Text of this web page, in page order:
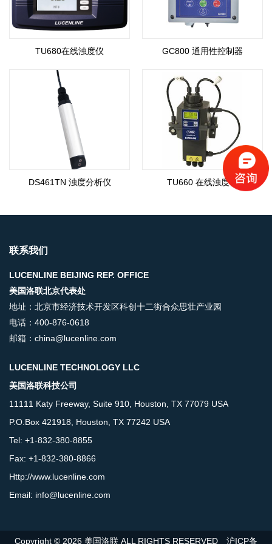
TU680在线浊度仪 GC800 通用性控制器
DS461TN 浊度分析仪 TU660 在线浊度仪
联系我们
LUCENLINE BEIJING REP. OFFICE
美国洛联北京代表处
地址：北京市经济技术开发区科创十二街合众思壮产业园
电话：400-876-0618
邮箱：china@lucenline.com
LUCENLINE TECHNOLOGY LLC
美国洛联科技公司
11111 Katy Freeway, Suite 910, Houston, TX 77079 USA
P.O.Box 421918, Houston, TX 77242 USA
Tel: +1-832-380-8855
Fax: +1-832-380-8866
Http://www.lucenline.com
Email: info@lucenline.com
Copyright © 2026 美国洛联 ALL RIGHTS RESERVED 沪ICP备